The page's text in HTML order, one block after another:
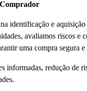
identificação e
avaliamos riscos e
uma compra segura e
informadas, redução de